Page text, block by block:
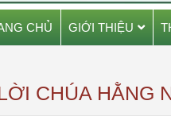
CHỦ GIỚI THIỆU
CHÚA HẰNG